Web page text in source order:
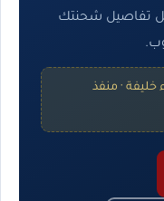
تفاصيل شحنتك
خليفة · منفذ